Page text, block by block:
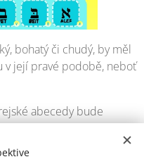
bohatý či chudý, by měl
v její pravé podobě, neboť
abecedy bude
hranice vašeho jazyka.